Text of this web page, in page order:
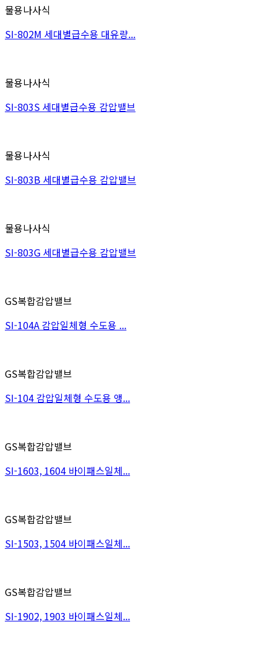
물용나사식
SI-802M 세대별급수용 대유량...
물용나사식
SI-803S 세대별급수용 감압밸브
물용나사식
SI-803B 세대별급수용 감압밸브
물용나사식
SI-803G 세대별급수용 감압밸브
GS복합감압밸브
SI-104A 감압일체형 수도용 ...
GS복합감압밸브
SI-104 감압일체형 수도용 앵...
GS복합감압밸브
SI-1603, 1604 바이패스일체...
GS복합감압밸브
SI-1503, 1504 바이패스일체...
GS복합감압밸브
SI-1902, 1903 바이패스일체...